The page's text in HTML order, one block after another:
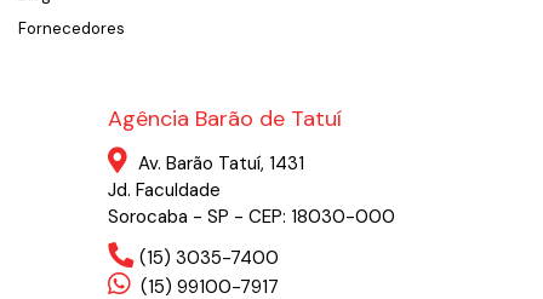
Fornecedores
Agência Barão de Tatuí
Av. Barão Tatuí, 1431
Jd. Faculdade
Sorocaba - SP - CEP: 18030-000
(15) 3035-7400
(15) 99100-7917